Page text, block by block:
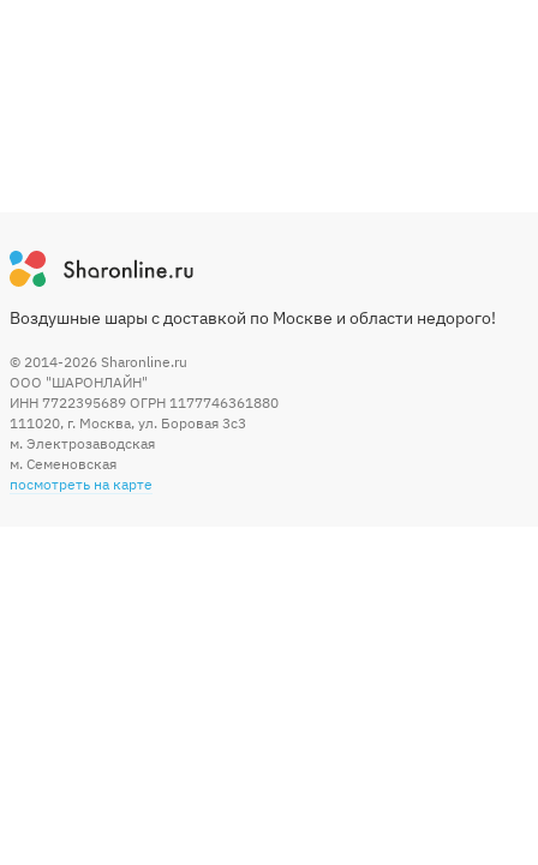
Воздушные шары с доставкой по Москве и области недорого!
© 2014-2026 Sharonline.ru
ООО "ШАРОНЛАЙН"
ИНН 7722395689 ОГРН 1177746361880
111020, г. Москва, ул. Боровая 3c3
м. Электрозаводская
м. Семеновская
посмотреть на карте